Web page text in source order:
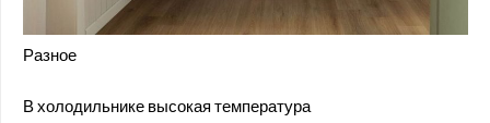
Разное
В холодильнике высокая температура